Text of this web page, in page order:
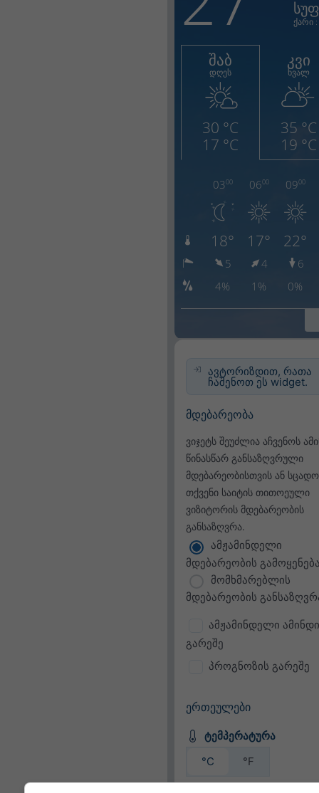
ავტორიზდით, რათა
ჩაშენოთ ეს widget.
მდებარეობა
ვიჯეტს შეუძლია აჩვენოს
წინასწარ განსაზღვრული
მდებარეობისთვის ან
თქვენი საიტის თითოეული
ვიზიტორის მდებარეობის
განსაზღვრა.
ამჟამინდელი
მდებარეობის
მომხმარებლის
მდებარეობის
ამჟამინდელი
გარეშე
პროგნოზის გარეშე
ერთეულები
ტემპერატურა
°C
°F